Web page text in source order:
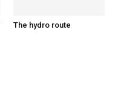
The hydro route